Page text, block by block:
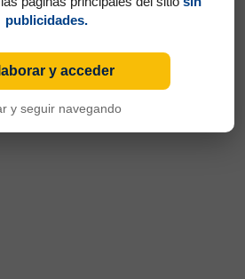
publicidades.
y acceder
y seguir navegando